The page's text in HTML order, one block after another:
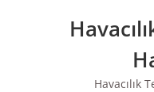
Havacılık